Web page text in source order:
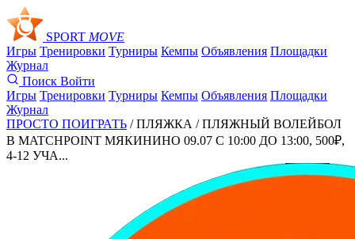
SPORT MOVE
Игры Тренировки Турниры Кемпы Объявления Площадки
Журнал
Поиск Войти
Игры Тренировки Турниры Кемпы Объявления Площадки
Журнал
ПРОСТО ПОИГРАТЬ / ПЛЯЖКА /ПЛЯЖНЫЙ ВОЛЕЙБОЛ
В MATCHPOINT МЯКИНИНО 09.07 С 10:00 ДО 13:00, 500₽,
4-12 УЧА...